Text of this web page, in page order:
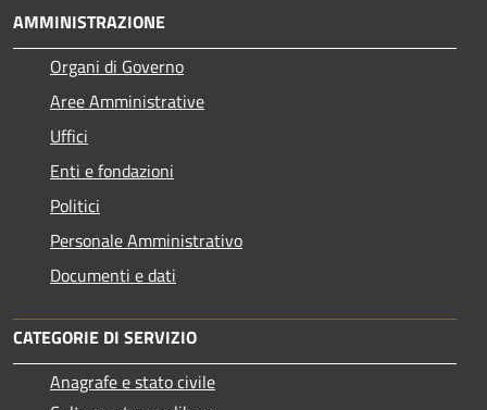
AMMINISTRAZIONE
Organi di Governo
Aree Amministrative
Uffici
Enti e fondazioni
Politici
Personale Amministrativo
Documenti e dati
CATEGORIE DI SERVIZIO
Anagrafe e stato civile